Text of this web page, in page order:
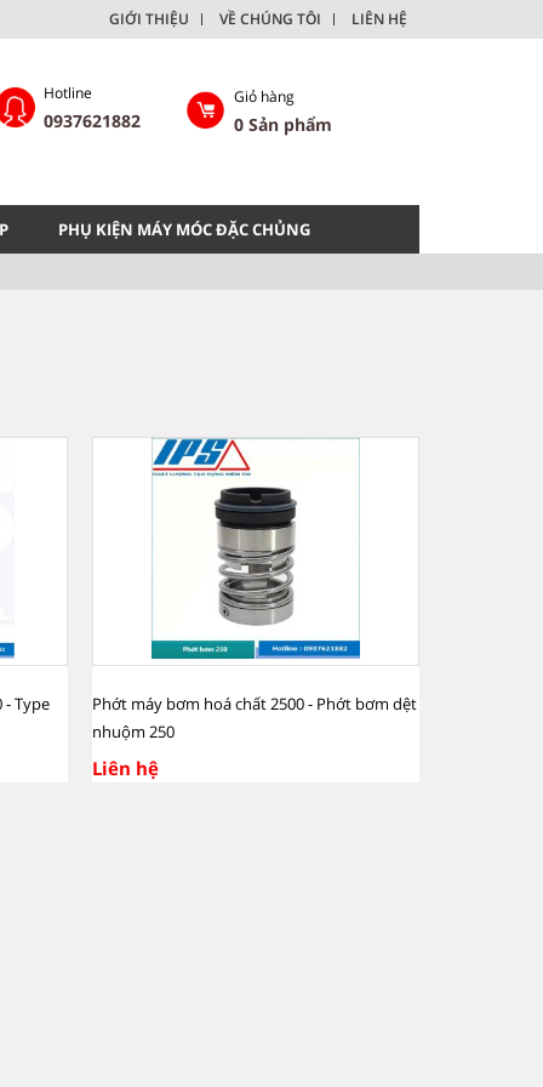
GIỚI THIỆU VỀ CHÚNG TÔI LIÊN HỆ
Hotline
0937621882
Giỏ hàng
0Sản phẩm
PHỤ KIỆN MÁY MÓC ĐẶC CHỦNG
Type
Phớt máy bơm hoá chất 2500 - Phớt bơm dệt
nhuộm 250
Liên hệ